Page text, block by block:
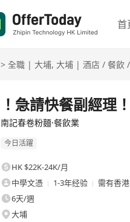
首
> 全職 | 大埔, 大埔 | 酒店 / 餐飲
！急請快餐副經理
南記春卷粉麵·餐飲業
今日活躍
HK $22K-24K/月
中學文憑
1-3年经验
需有香
6天/週
大埔